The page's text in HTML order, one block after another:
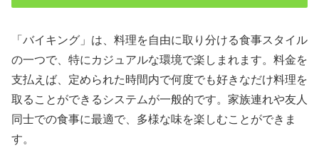
「バイキング」は、料理を自由に取り分ける食事スタイル
の一つで、特にカジュアルな環境で楽しまれます。料金を
支払えば、定められた時間内で何度でも好きなだけ料理を
取ることができるシステムが一般的です。家族連れや友人
同士での食事に最適で、多様な味を楽しむことができま
す。